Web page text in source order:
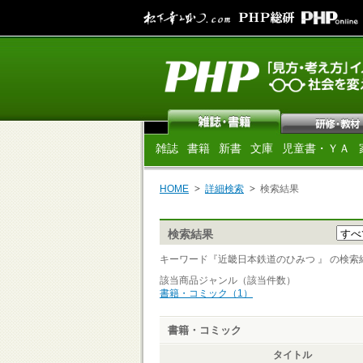
雑誌 書籍 新書 文庫 児童書・ＹＡ
HOME 詳細検索 検索結果
検索結果
キーワード『近畿日本鉄道のひみつ 』 の検
該当商品ジャンル（該当件数）
書籍・コミック（1）
書籍・コミック
タイトル